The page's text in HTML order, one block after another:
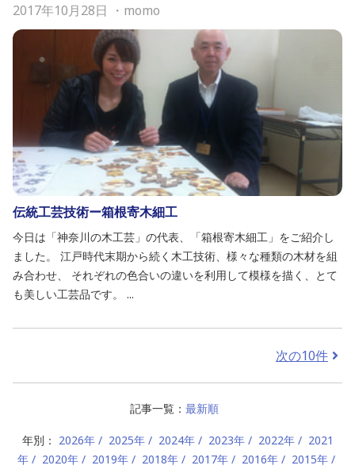
2017年10月28日 ・ momo
伝統工芸技術ー箱根寄木細工
今日は「神奈川の木工芸」の代表、「箱根寄木細工」をご紹介し
ました。 江戸時代末期から続く木工技術、様々な種類の木材を組
み合わせ、 それぞれの色合いの違いを利用して模様を描く、とて
も美しい工芸品です。 ...
次の10件
記事一覧： 最新順
年別： 2026年 2025年 2024年 2023年 2022年
2021
年
2020年 2019年 2018年 2017年 2016年
2015年